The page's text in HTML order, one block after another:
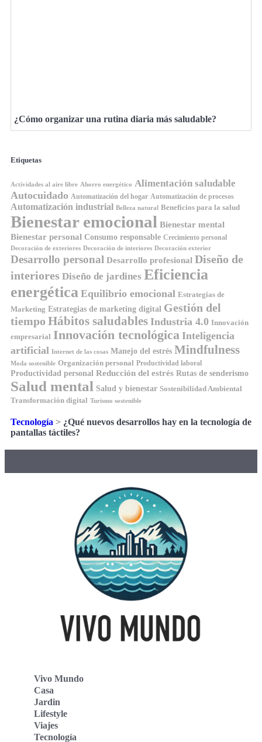
¿Cómo organizar una rutina diaria más saludable?
Etiquetas
Actividades al aire libre Ahorro energético Alimentación saludable
Autocuidado Automatización del hogar Automatización de procesos
Automatización industrial Belleza natural Beneficios para la salud
Bienestar emocional Bienestar mental
Bienestar personal Consumo responsable Crecimiento personal
Decoración de exteriores Decoración de interiores Decoración exterior
Desarrollo personal Desarrollo profesional Diseño de
interiores Diseño de jardines Eficiencia
energética Equilibrio emocional Estrategias de
Marketing Estrategias de marketing digital Gestión del
tiempo Hábitos saludables Industria 4.0 Innovación
empresarial Innovación tecnológica Inteligencia
artificial Internet de las cosas Manejo del estrés Mindfulness
Moda sostenible Organización personal Productividad laboral
Productividad personal Reducción del estrés Rutas de senderismo
Salud mental Salud y bienestar Sostenibilidad Ambiental
Transformación digital Turismo sostenible
Tecnología > ¿Qué nuevos desarrollos hay en la tecnología de
pantallas táctiles?
Vivo Mundo
Casa
Jardin
Lifestyle
Viajes
Tecnología